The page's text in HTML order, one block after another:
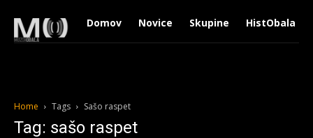
Domov Novice Skupine HistObala
Home Tags Sašo raspet
Tag: sašo raspet